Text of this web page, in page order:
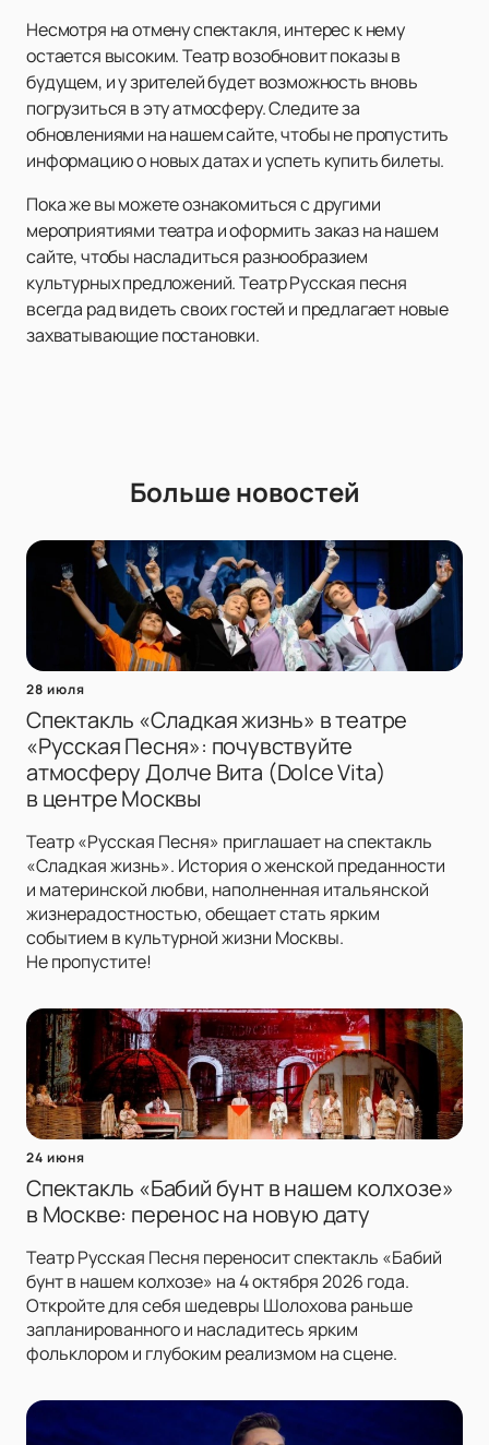
Несмотря на отмену спектакля, интерес к нему
остается высоким. Театр возобновит показы в
будущем, и у зрителей будет возможность вновь
погрузиться в эту атмосферу. Следите за
обновлениями на нашем сайте, чтобы не пропустить
информацию о новых датах и успеть купить билеты.
Пока же вы можете ознакомиться с другими
мероприятиями театра и оформить заказ на нашем
сайте, чтобы насладиться разнообразием
культурных предложений. Театр Русская песня
всегда рад видеть своих гостей и предлагает новые
захватывающие постановки.
Больше новостей
28 июля
Спектакль «Сладкая жизнь» в театре
«Русская Песня»: почувствуйте
атмосферу Долче Вита (Dolce Vita)
в центре Москвы
Театр «Русская Песня» приглашает на спектакль
«Сладкая жизнь». История о женской преданности
и материнской любви, наполненная итальянской
жизнерадостностью, обещает стать ярким
событием в культурной жизни Москвы.
Не пропустите!
24 июня
Спектакль «Бабий бунт в нашем колхозе»
в Москве: перенос на новую дату
Театр Русская Песня переносит спектакль «Бабий
бунт в нашем колхозе» на 4 октября 2026 года.
Откройте для себя шедевры Шолохова раньше
запланированного и насладитесь ярким
фольклором и глубоким реализмом на сцене.